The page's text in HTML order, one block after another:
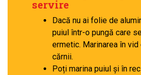
servire
Dacă nu ai folie de
puiul într-o pungă care
ermetic. Marinarea în
cărnii.
Poți marina puiul și în